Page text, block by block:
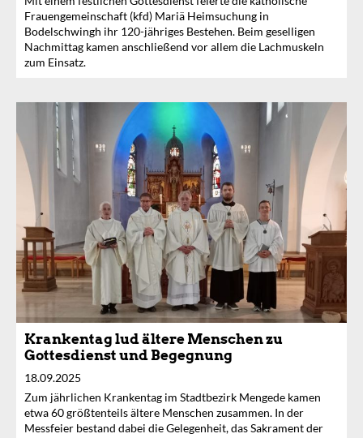
Frauengemeinschaft (kfd) Mariä Heimsuchung in
Bodelschwingh ihr 120-jähriges Bestehen. Beim geselligen
Nachmittag kamen anschließend vor allem die Lachmuskeln
zum Einsatz.
Krankentag lud ältere Menschen zu
Gottesdienst und Begegnung
18.09.2025
Zum jährlichen Krankentag im Stadtbezirk Mengede kamen
etwa 60 größtenteils ältere Menschen zusammen. In der
Messfeier bestand dabei die Gelegenheit, das Sakrament der